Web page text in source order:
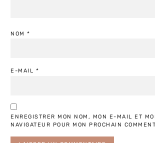
NOM *
E-MAIL *
ENREGISTRER MON NOM, MON E-MAIL ET
NAVIGATEUR POUR MON PROCHAIN